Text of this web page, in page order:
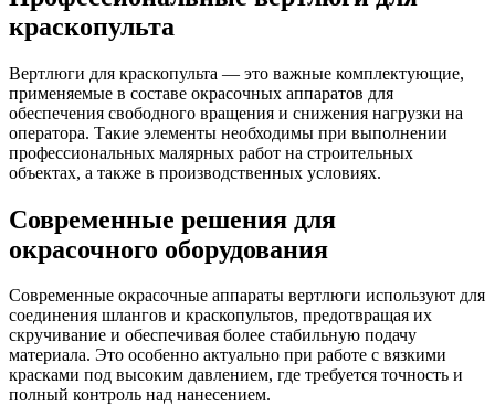
краскопульта
Вертлюги для краскопульта — это важные комплектующие,
применяемые в составе окрасочных аппаратов для
обеспечения свободного вращения и снижения нагрузки на
оператора. Такие элементы необходимы при выполнении
профессиональных малярных работ на строительных
объектах, а также в производственных условиях.
Современные решения для
окрасочного оборудования
Современные окрасочные аппараты вертлюги используют для
соединения шлангов и краскопультов, предотвращая их
скручивание и обеспечивая более стабильную подачу
материала. Это особенно актуально при работе с вязкими
красками под высоким давлением, где требуется точность и
полный контроль над нанесением.